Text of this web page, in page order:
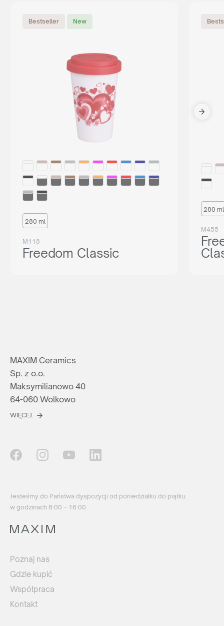
Bestseller New
280 ml
M118
Freedom Classic
280 ml
M455
MAXIM Ceramics
Sp. z o.o.
Maksymilianowo 40
64-060 Wolkowo
WIĘCEJ
Jesteśmy do Państwa dyspozycji od poniedziałku do piątku
w godzinach 8:00 – 16:00.
Poznaj nas
Gdzie kupić
Współpraca
Kontakt